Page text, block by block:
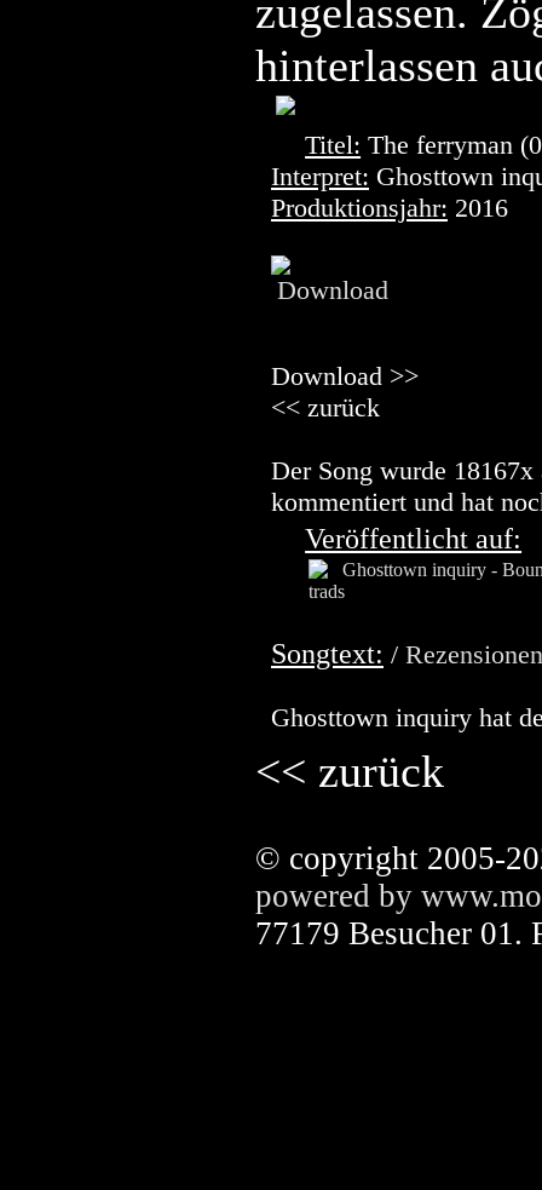
zugelassen.
hinterlassen
Titel: The ferryman
Interpret: Ghosttown
Produktionsjahr: 2016
Download >>
<< zurück
Der Song wurde
kommentiert und hat
Veröffentlicht auf:
Songtext: / Rezensionen
Ghosttown inquiry hat
<< zurück
© copyright 2005-
powered by
77179 Besucher 01.